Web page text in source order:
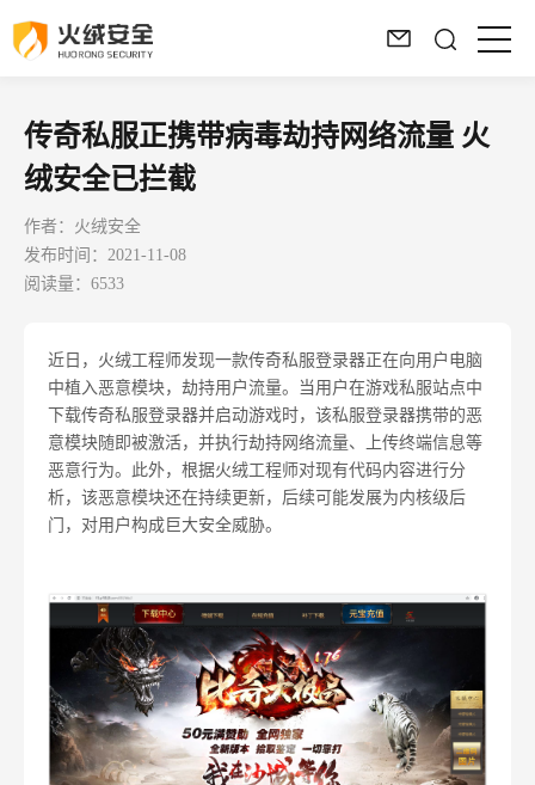
传奇私服正携带病毒劫持网络流量 火
绒安全已拦截
作者：火绒安全
发布时间：2021-11-08
阅读量：6533
近日，火绒工程师发现一款传奇私服登录器正在向用户电脑
中植入恶意模块，劫持用户流量。当用户在游戏私服站点中
下载传奇私服登录器并启动游戏时，该私服登录器携带的恶
意模块随即被激活，并执行劫持网络流量、上传终端信息等
恶意行为。此外，根据火绒工程师对现有代码内容进行分
析，该恶意模块还在持续更新，后续可能发展为内核级后
门，对用户构成巨大安全威胁。